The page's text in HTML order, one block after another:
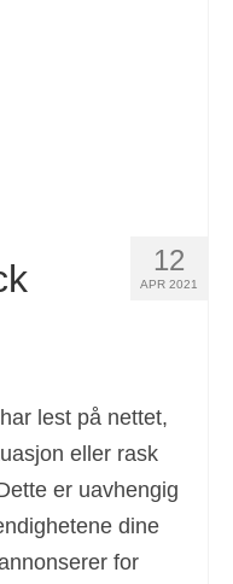
12
APR 2021
lest på nettet,
eller rask
er uavhengig
dine
for